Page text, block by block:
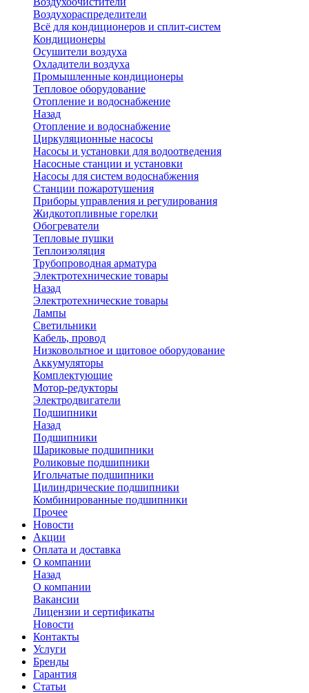
Воздухораспределители
Всё для кондиционеров и сплит-систем
Кондиционеры
Осушители воздуха
Охладители воздуха
Промышленные кондиционеры
Тепловое оборудование
Отопление и водоснабжение
Назад
Отопление и водоснабжение
Циркуляционные насосы
Насосы и установки для водоотведения
Насосные станции и установки
Насосы для систем водоснабжения
Станции пожаротушения
Приборы управления и регулирования
Жидкотопливные горелки
Обогреватели
Тепловые пушки
Теплоизоляция
Трубопроводная арматура
Электротехнические товары
Назад
Электротехнические товары
Лампы
Светильники
Кабель, провод
Низковольтное и щитовое оборудование
Аккумуляторы
Комплектующие
Мотор-редукторы
Электродвигатели
Подшипники
Назад
Подшипники
Шариковые подшипники
Роликовые подшипники
Игольчатые подшипники
Цилиндрические подшипники
Комбинированные подшипники
Прочее
Новости
Акции
Оплата и доставка
О компании
Назад
О компании
Вакансии
Лицензии и сертификаты
Новости
Контакты
Услуги
Бренды
Гарантия
Статьи